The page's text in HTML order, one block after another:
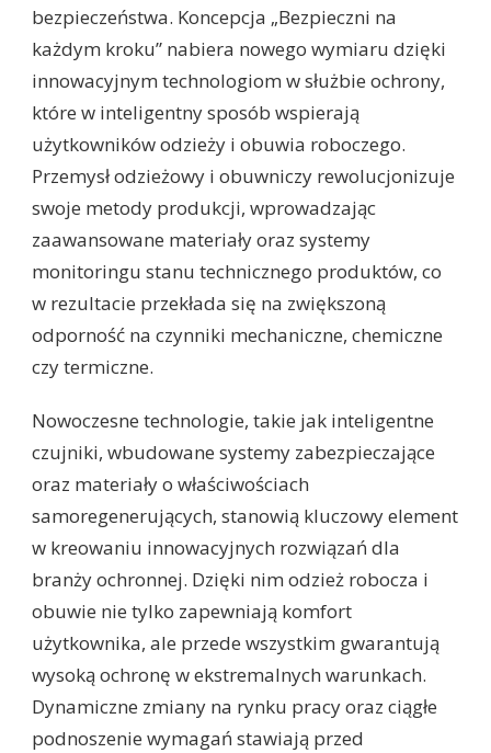
bezpieczeństwa. Koncepcja „Bezpieczni na
każdym kroku” nabiera nowego wymiaru dzięki
innowacyjnym technologiom w służbie ochrony,
które w inteligentny sposób wspierają
użytkowników odzieży i obuwia roboczego.
Przemysł odzieżowy i obuwniczy rewolucjonizuje
swoje metody produkcji, wprowadzając
zaawansowane materiały oraz systemy
monitoringu stanu technicznego produktów, co
w rezultacie przekłada się na zwiększoną
odporność na czynniki mechaniczne, chemiczne
czy termiczne.
Nowoczesne technologie, takie jak inteligentne
czujniki, wbudowane systemy zabezpieczające
oraz materiały o właściwościach
samoregenerujących, stanowią kluczowy element
w kreowaniu innowacyjnych rozwiązań dla
branży ochronnej. Dzięki nim odzież robocza i
obuwie nie tylko zapewniają komfort
użytkownika, ale przede wszystkim gwarantują
wysoką ochronę w ekstremalnych warunkach.
Dynamiczne zmiany na rynku pracy oraz ciągłe
podnoszenie wymagań stawiają przed